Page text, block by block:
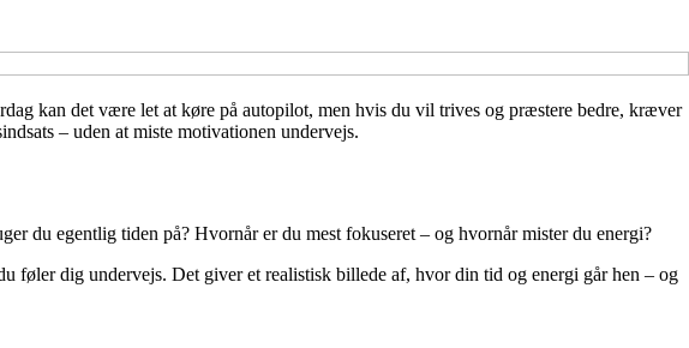
kan det være let at køre på autopilot, men hvis du vil trives og præstere bedre, kræver
– uden at miste motivationen undervejs.
du egentlig tiden på? Hvornår er du mest fokuseret – og hvornår mister du energi?
føler dig undervejs. Det giver et realistisk billede af, hvor din tid og energi går hen – og